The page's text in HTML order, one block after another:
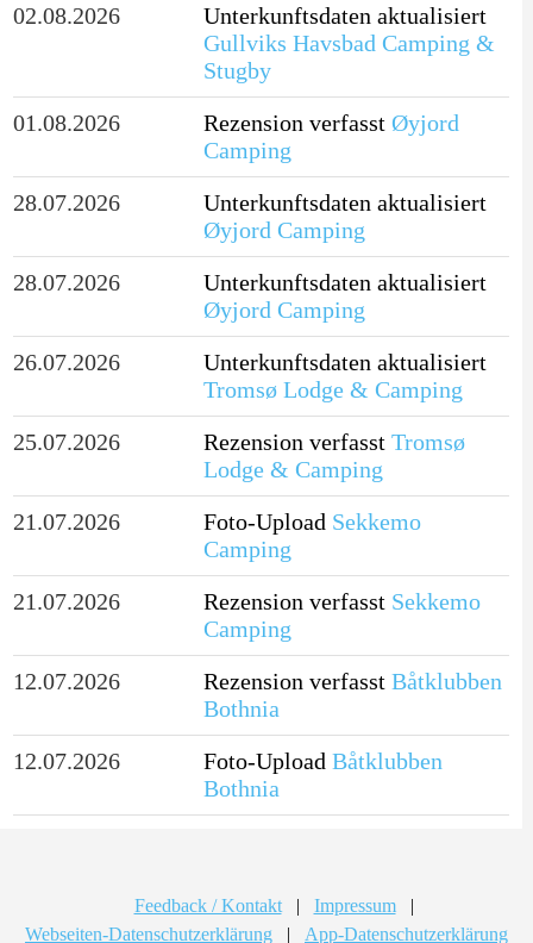
02.08.2026
Unterkunftsdaten aktualisiert
Gullviks Havsbad Camping &
Stugby
01.08.2026
Rezension verfasst Øyjord
Camping
28.07.2026
Unterkunftsdaten aktualisiert
Øyjord Camping
28.07.2026
Unterkunftsdaten aktualisiert
Øyjord Camping
26.07.2026
Unterkunftsdaten aktualisiert
Tromsø Lodge & Camping
25.07.2026
Rezension verfasst Tromsø
Lodge & Camping
21.07.2026
Foto-Upload Sekkemo
Camping
21.07.2026
Rezension verfasst Sekkemo
Camping
12.07.2026
Rezension verfasst Båtklubben
Bothnia
12.07.2026
Foto-Upload Båtklubben
Bothnia
Feedback / Kontakt | Impressum
|
Webseiten-Datenschutzerklärung
| App-Datenschutzerklärung